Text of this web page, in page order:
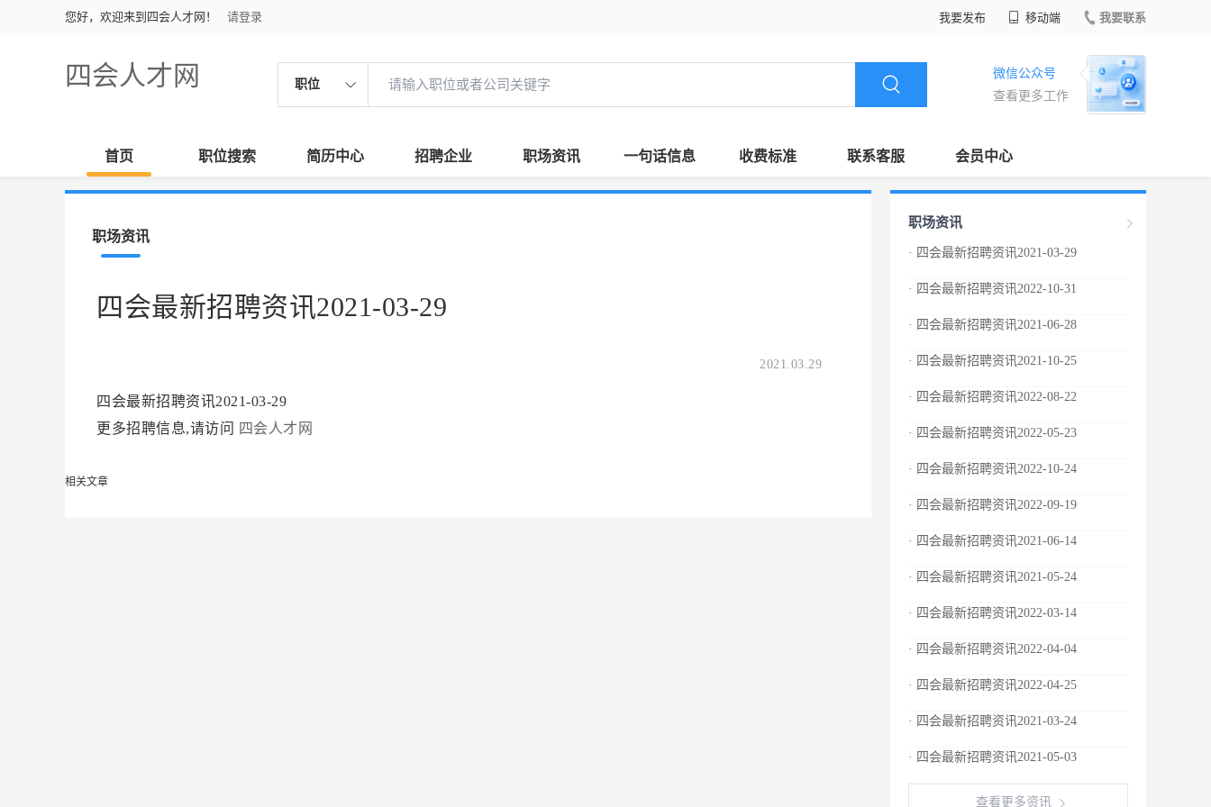
您好，欢迎来到四会人才网！ 请登录 我要发布 移动端 我要联系
四会人才网 职位
微信公众号
查看更多工作
首页 职位搜索 简历中心 招聘企业 职场资讯 一句话信息 收费标准 联系客服 会员中心
职场资讯
四会最新招聘资讯2021-03-29
2021.03.29
四会最新招聘资讯2021-03-29
更多招聘信息,请访问 四会人才网
相关文章
职场资讯
· 四会最新招聘资讯2021-03-29
· 四会最新招聘资讯2022-10-31
· 四会最新招聘资讯2021-06-28
· 四会最新招聘资讯2021-10-25
· 四会最新招聘资讯2022-08-22
· 四会最新招聘资讯2022-05-23
· 四会最新招聘资讯2022-10-24
· 四会最新招聘资讯2022-09-19
· 四会最新招聘资讯2021-06-14
· 四会最新招聘资讯2021-05-24
· 四会最新招聘资讯2022-03-14
· 四会最新招聘资讯2022-04-04
· 四会最新招聘资讯2022-04-25
· 四会最新招聘资讯2021-03-24
· 四会最新招聘资讯2021-05-03
查看更多资讯